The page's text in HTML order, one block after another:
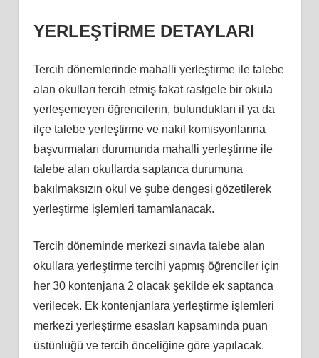
YERLEŞTİRME DETAYLARI
Tercih dönemlerinde mahalli yerleştirme ile talebe
alan okulları tercih etmiş fakat rastgele bir okula
yerleşemeyen öğrencilerin, bulundukları il ya da
ilçe talebe yerleştirme ve nakil komisyonlarına
başvurmaları durumunda mahalli yerleştirme ile
talebe alan okullarda saptanca durumuna
bakılmaksızın okul ve şube dengesi gözetilerek
yerleştirme işlemleri tamamlanacak.
Tercih döneminde merkezi sınavla talebe alan
okullara yerleştirme tercihi yapmış öğrenciler için
her 30 kontenjana 2 olacak şekilde ek saptanca
verilecek. Ek kontenjanlara yerleştirme işlemleri
merkezi yerleştirme esasları kapsamında puan
üstünlüğü ve tercih önceliğine göre yapılacak.